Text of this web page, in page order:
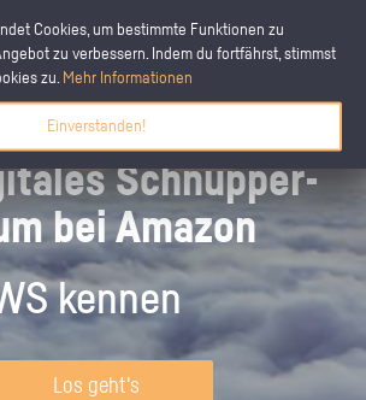
Cookies, um bestimmte Funktionen zu
zu verbessern. Indem du fortfährst, stimmst
zu. Mehr Informationen
Einverstanden!
Schnupper­
bei Amazon
kennen
Los geht's